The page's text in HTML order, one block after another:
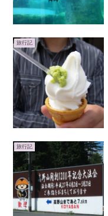
旅行記
旅行記